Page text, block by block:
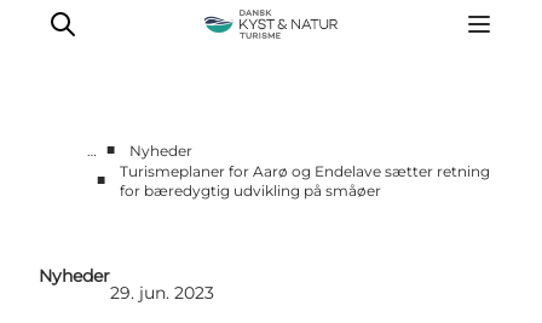
Nyheder
Vidensbank
Om os
… ■
Nyheder
■
Turismeplaner for Aarø og Endelave sætter retning
for bæredygtig udvikling på småøer
Nyheder
29. jun. 2023